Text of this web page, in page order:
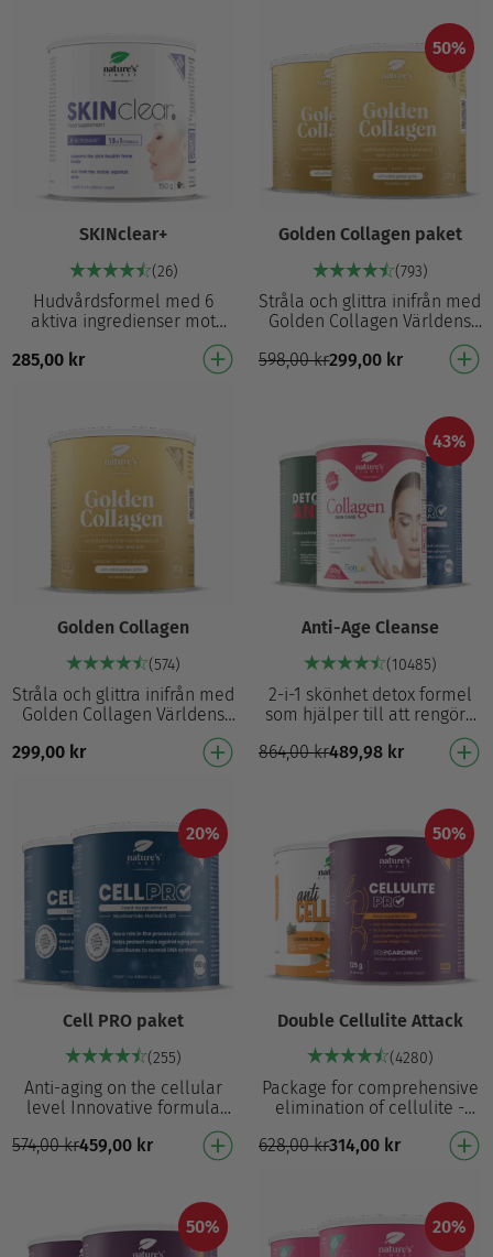
SKINclear+
(26)
Hudvårdsformel med 6
aktiva ingredienser mot
akne¹ och för att reglera
hormonell aktivitet³
Actrisave™ stöder hudens
285,00 kr
50%
Golden Collagen paket
(793)
Stråla och glittra inifrån med
Golden Collagen Världens
första gyllene kollagen – lika
exceptionellt som du 2500
598,00kr299,00 kr
Golden Collagen
(574)
Stråla och glittra inifrån med
Golden Collagen Världens
första gyllene kollagen – lika
exceptionellt som du 2500
299,00 kr
43%
Anti-Age Cleanse
(10485)
2-i-1 skönhet detox formel
som hjälper till att rengöra
kroppen och förhindra för
tidigt åldrande från oxidativ
864,00kr489,98 kr
20%
Cell PRO paket
(255)
Anti-aging on the cellular
level Innovative formula
with an active effect on cell
division, NAD+ synthesis and
574,00kr459,00 kr
50%
Double Cellulite Attack
(4280)
Package for comprehensive
elimination of cellulite -
internal and external support
for the fastest effects!
628,00kr314,00 kr
50% 20%